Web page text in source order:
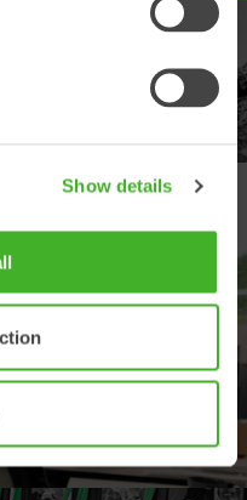
Show details